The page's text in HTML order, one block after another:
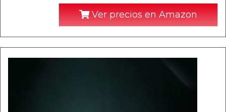
Ver precios en Amazon